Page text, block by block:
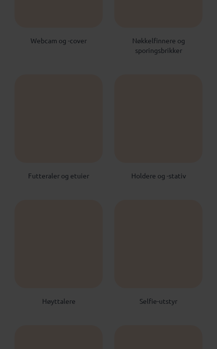
Webcam og -cover
Nøkkelfinnere og
sporingsbrikker
Futteraler og etuier Holdere og -stativ
Høyttalere Selfie-utstyr